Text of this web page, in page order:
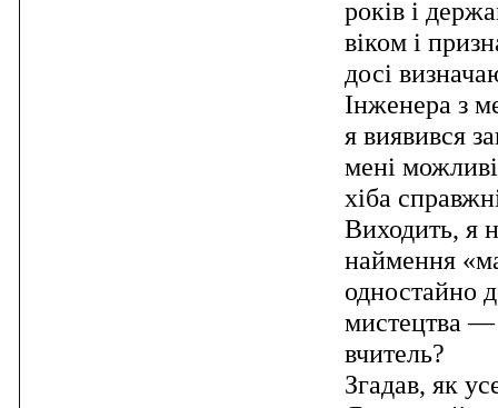
років і
віком і
досі
Інженера з
я виявився
мені
хіба
Виходить, я
наймення
одностайно
мистецтва —
вчитель?
Згадав, як